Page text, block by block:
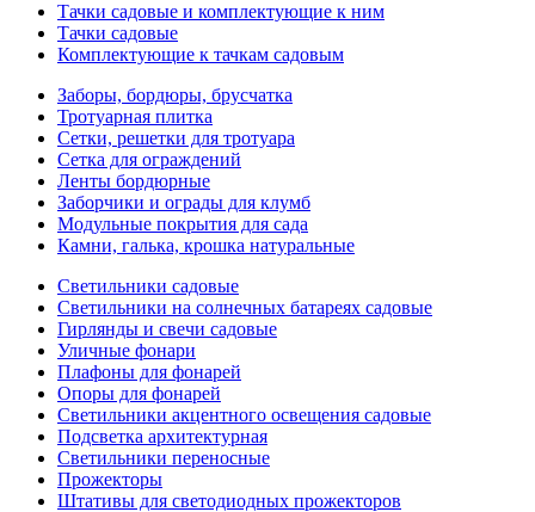
Тачки садовые и комплектующие к ним
Тачки садовые
Комплектующие к тачкам садовым
Заборы, бордюры, брусчатка
Тротуарная плитка
Сетки, решетки для тротуара
Сетка для ограждений
Ленты бордюрные
Заборчики и ограды для клумб
Модульные покрытия для сада
Камни, галька, крошка натуральные
Светильники садовые
Светильники на солнечных батареях садовые
Гирлянды и свечи садовые
Уличные фонари
Плафоны для фонарей
Опоры для фонарей
Светильники акцентного освещения садовые
Подсветка архитектурная
Светильники переносные
Прожекторы
Штативы для светодиодных прожекторов